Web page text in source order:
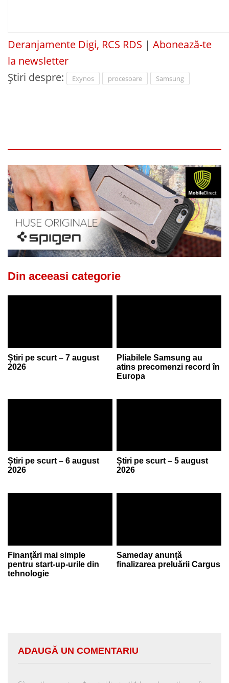
Deranjamente Digi, RCS RDS | Abonează-te
la newsletter
Știri despre:
Exynos procesoare Samsung
Din aceeasi categorie
Știri pe scurt – 7 august
2026
Pliabilele Samsung au
atins precomenzi record în
Europa
Știri pe scurt – 6 august
2026
Știri pe scurt – 5 august
2026
Finanțări mai simple
pentru start-up-urile din
tehnologie
Sameday anunță
finalizarea preluării Cargus
ADAUGĂ UN COMENTARIU